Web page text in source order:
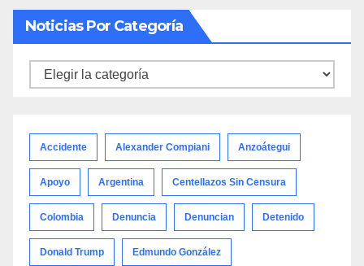
Noticias Por Categoría
Noticias
Accidente Alexander Compiani Anzoátegui
Apoyo Argentina Centellazos Sin Censura
Colombia Denuncia Denuncian Detenido
Donald Trump Edmundo González